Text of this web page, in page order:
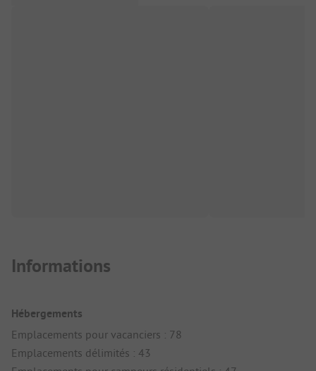
Informations
Hébergements
Emplacements pour vacanciers : 78
Emplacements délimités : 43